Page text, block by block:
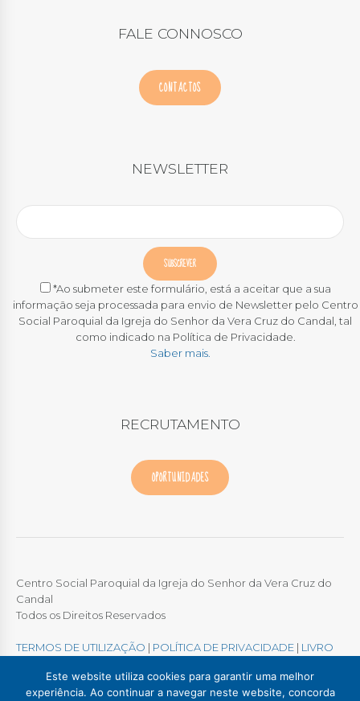
FALE CONNOSCO
CONTACTOS
NEWSLETTER
*Ao submeter este formulário, está a aceitar que a sua
informação seja processada para envio de Newsletter pelo Centro
Social Paroquial da Igreja do Senhor da Vera Cruz do Candal, tal
como indicado na Política de Privacidade.
Saber mais.
RECRUTAMENTO
OPORTUNIDADES
Centro Social Paroquial da Igreja do Senhor da Vera Cruz do
Candal
Todos os Direitos Reservados
TERMOS DE UTILIZAÇÃO | POLÍTICA DE PRIVACIDADE | LIVRO
Este website utiliza cookies para garantir uma melhor
experiência. Ao continuar a navegar neste website, concorda